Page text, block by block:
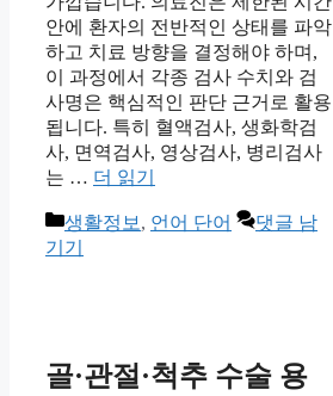
안에 환자의 전반적인 상태를 파악
하고 치료 방향을 결정해야 하며,
이 과정에서 각종 검사 수치와 검
사명은 핵심적인 판단 근거로 활용
됩니다. 특히 혈액검사, 생화학검
사, 면역검사, 영상검사, 병리검사
는 … 더 읽기
카
테
생활정보 , 언어 단어
댓글 남
기기
골·관절·척추 수술 용